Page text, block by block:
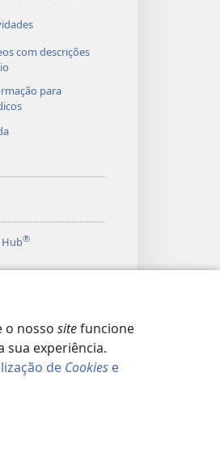
o nosso sitefuncione
sua experiência.
de Cookies e
com descrições
para
Hub®